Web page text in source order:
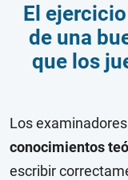
El
de una
que los
Los
conocimientos
escribir